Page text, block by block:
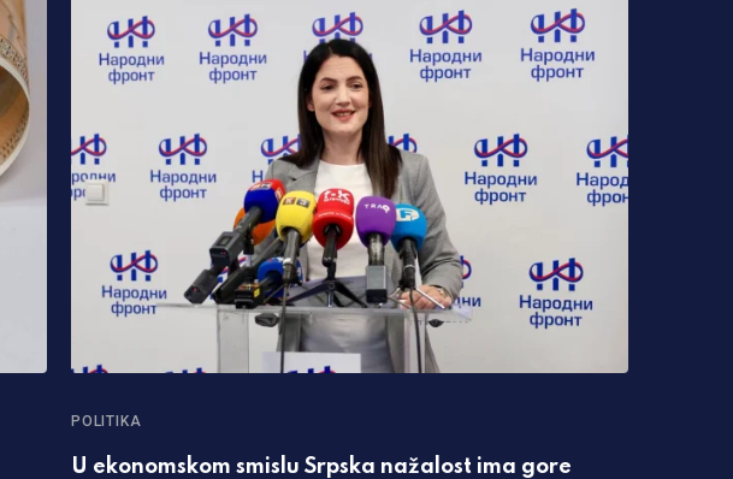
POLITIKA
U ekonomskom smislu Srpska nažalost ima gore